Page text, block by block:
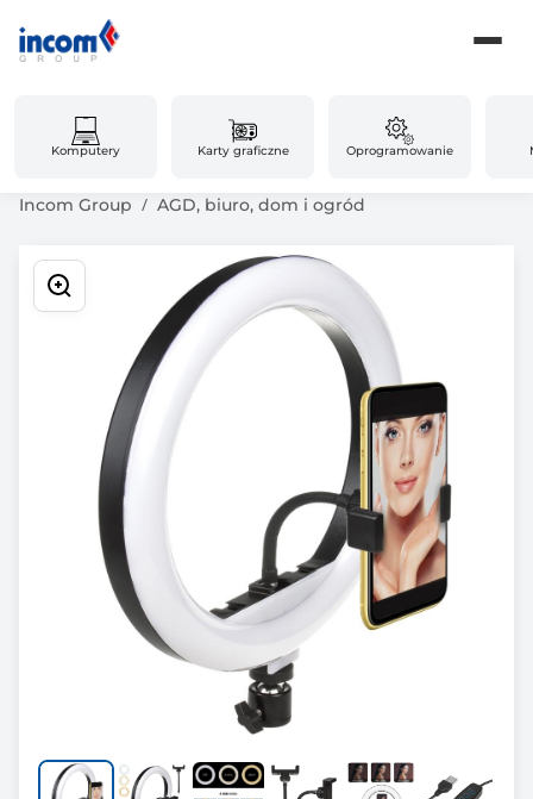
Komputery Karty graficzne Oprogramowanie
Incom Group AGD, biuro, dom i ogród